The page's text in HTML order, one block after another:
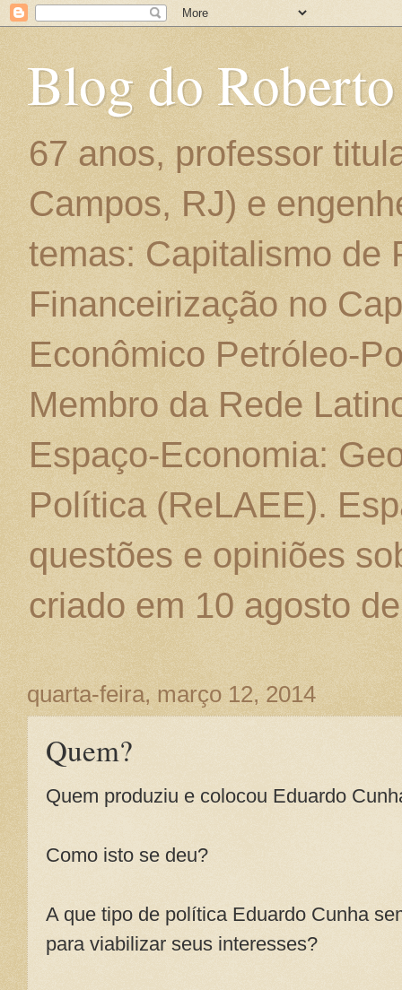
Blog do
67 anos, professor
Campos, RJ) e
temas: Capitalismo de
Financeirização no
Econômico Petróleo-
Membro da Rede
Espaço-Economia:
Política (ReLAEE).
questões e opiniões
criado em 10 agosto
quarta-feira, março 12, 2014
Quem?
Quem produziu e colocou Eduardo
Como isto se deu?
A que tipo de política Eduardo Cunha
para viabilizar seus interesses?